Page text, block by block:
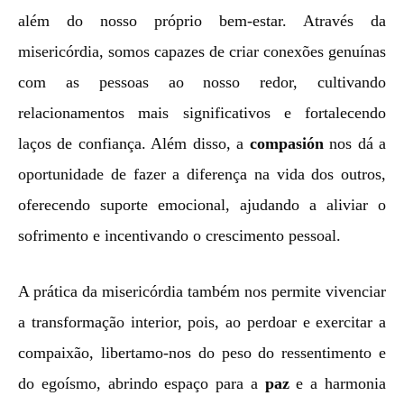
além do nosso próprio bem-estar. Através da
misericórdia, somos capazes de criar conexões genuínas
com as pessoas ao nosso redor, cultivando
relacionamentos mais significativos e fortalecendo
laços de confiança. Além disso, a compasión nos dá a
oportunidade de fazer a diferença na vida dos outros,
oferecendo suporte emocional, ajudando a aliviar o
sofrimento e incentivando o crescimento pessoal.
A prática da misericórdia também nos permite vivenciar
a transformação interior, pois, ao perdoar e exercitar a
compaixão, libertamo-nos do peso do ressentimento e
do egoísmo, abrindo espaço para a paze a harmonia